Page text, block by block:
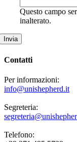
Questo campo
inalterato.
Contatti
Per informazioni:
info@unishepherd.it
Segreteria:
Telefono: